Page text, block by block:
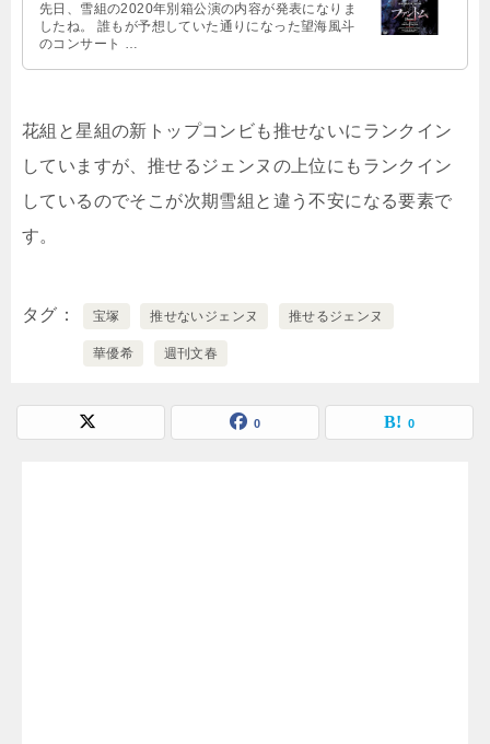
先日、雪組の2020年別箱公演の内容が発表になりま
したね。 誰もが予想していた通りになった望海風斗
のコンサート …
花組と星組の新トップコンビも推せないにランクイン
していますが、推せるジェンヌの上位にもランクイン
しているのでそこが次期雪組と違う不安になる要素で
す。
タグ 宝塚 推せないジェンヌ 推せるジェンヌ
華優希 週刊文春
0 0